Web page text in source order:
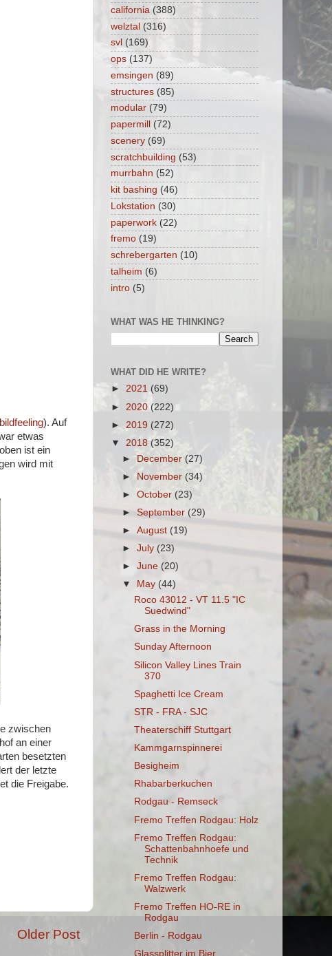
). Auf
etwas
ist ein
wird mit
zwischen
an einer
besetzten
der letzte
die Freigabe.
Older Post
california (388)
welztal (316)
svl (169)
ops (137)
emsingen (89)
structures (85)
modular (79)
papermill
(72)
scenery (69)
scratchbuilding (53)
murrbahn (52)
kit bashing (46)
Lokstation (30)
paperwork (22)
fremo (19)
schrebergarten (10)
talheim (6)
intro (5)
WHAT WAS HE THINKING?
WHAT DID HE WRITE?
► 2021 (69)
► 2020 (222)
► 2019 (272)
▼ 2018 (352)
► December(27)
► November(34)
►October (23)
►September (29)
►August (19)
►July (23)
►June (20)
▼
May(44)
Roco 43012 - VT 11.5 "IC
Suedwind"
Grass in the Morning
Sunday Afternoon
Silicon Valley Lines Train
370
Spaghetti Ice Cream
STR - FRA - SJC
Theaterschiff Stuttgart
Kammgarnspinnerei
Besigheim
Rhabarberkuchen
Rodgau - Remseck
Fremo Treffen Rodgau: Holz
Fremo Treffen Rodgau:
Schattenbahnhoefe und
Technik
Fremo Treffen Rodgau:
Walzwerk
Fremo Treffen HO-RE in
Rodgau
Berlin - Rodgau
Glassplitter im Bier